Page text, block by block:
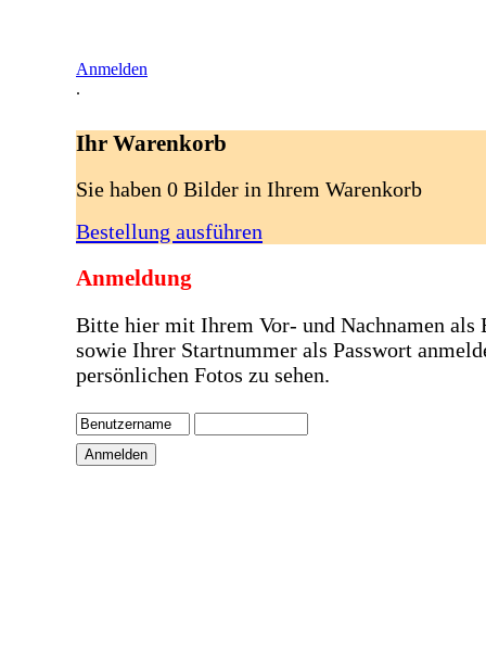
Anmelden
.
Ihr Warenkorb
Sie haben 0 Bilder in Ihrem Warenkorb
Bestellung ausführen
Anmeldung
Bitte hier mit Ihrem Vor- und Nachnamen als
sowie Ihrer Startnummer als Passwort
persönlichen Fotos zu sehen.